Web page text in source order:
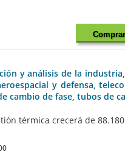
y análisis de la
y defensa,
de fase, tubos de
térmica crecerá de